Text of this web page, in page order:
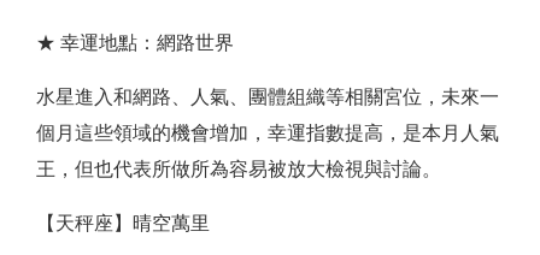
★ 幸運地點：網路世界
水星進入和網路、人氣、團體組織等相關宮位，未來一
個月這些領域的機會增加，幸運指數提高，是本月人氣
王，但也代表所做所為容易被放大檢視與討論。
【天秤座】晴空萬里